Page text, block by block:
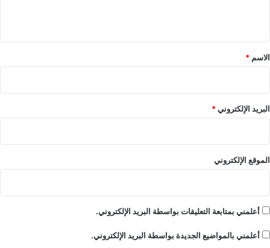
*
الاسم *
البريد الإلكتروني*
الموقع الإلكتروني
أعلمني بمتابعة التعليقات بواسطة البريد الإلكتروني.
أعلمني بالمواضيع الجديدة بواسطة البريد الإلكتروني.